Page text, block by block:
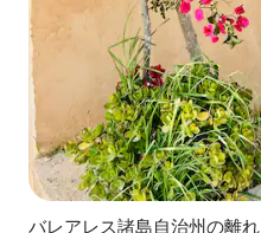
バレアレス諸島自治州の離れ